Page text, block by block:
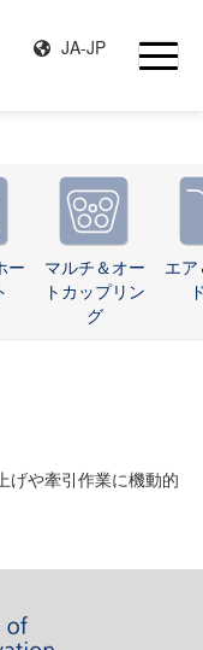
JA-JP
ー
マルチ＆オー
トカップリン
グ
エ
げや牽引作業に機動的